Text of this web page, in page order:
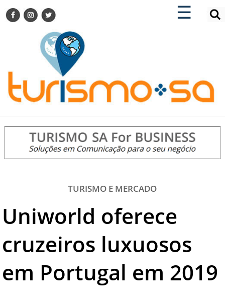
☰
×
TURISMO SA FOR BUSINESS
DESTINOS NACIONAIS
DESTINOS INTERNACIONAIS
CITY BREAK
TURISMO E MERCADO
EVENTOS
HOTELARIA
DICAS
VITRINE
TURISMO SA TV
TESTADO E APROVADO
PARCEIROS
×
ENCONTRE SUA NOTÍCIA
TURISMO E MERCADO
Uniworld oferece
cruzeiros luxuosos
em Portugal em 2019